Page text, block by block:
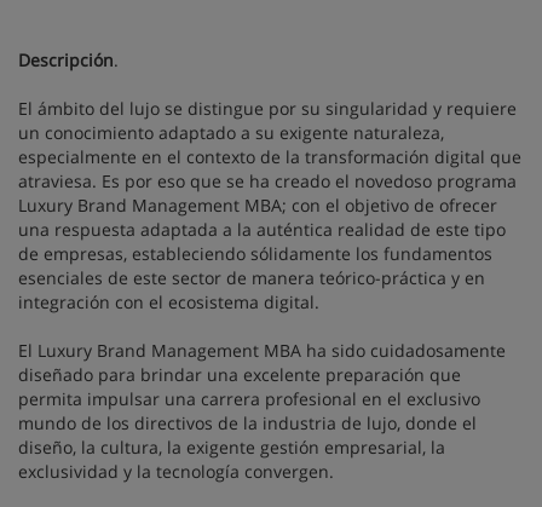
Descripción.
El ámbito del lujo se distingue por su singularidad y requiere
un conocimiento adaptado a su exigente naturaleza,
especialmente en el contexto de la transformación digital que
atraviesa. Es por eso que se ha creado el novedoso programa
Luxury Brand Management MBA; con el objetivo de ofrecer
una respuesta adaptada a la auténtica realidad de este tipo
de empresas, estableciendo sólidamente los fundamentos
esenciales de este sector de manera teórico-práctica y en
integración con el ecosistema digital.
El Luxury Brand Management MBA ha sido cuidadosamente
diseñado para brindar una excelente preparación que
permita impulsar una carrera profesional en el exclusivo
mundo de los directivos de la industria de lujo, donde el
diseño, la cultura, la exigente gestión empresarial, la
exclusividad y la tecnología convergen.